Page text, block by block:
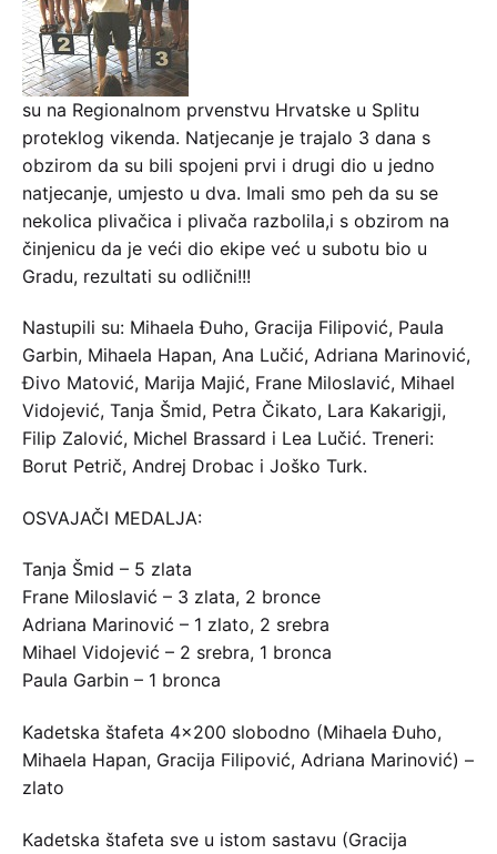
su na Regionalnom prvenstvu Hrvatske u Splitu
proteklog vikenda. Natjecanje je trajalo 3 dana s
obzirom da su bili spojeni prvi i drugi dio u jedno
natjecanje, umjesto u dva. Imali smo peh da su se
nekolica plivačica i plivača razbolila,i s obzirom na
činjenicu da je veći dio ekipe već u subotu bio u
Gradu, rezultati su odlični!!!
Nastupili su: Mihaela Đuho, Gracija Filipović, Paula
Garbin, Mihaela Hapan, Ana Lučić, Adriana Marinović,
Đivo Matović, Marija Majić, Frane Miloslavić, Mihael
Vidojević, Tanja Šmid, Petra Čikato, Lara Kakarigji,
Filip Zalović, Michel Brassard i Lea Lučić. Treneri:
Borut Petrič, Andrej Drobac i Joško Turk.
OSVAJAČI MEDALJA:
Tanja Šmid – 5 zlata
Frane Miloslavić – 3 zlata, 2 bronce
Adriana Marinović – 1 zlato, 2 srebra
Mihael Vidojević – 2 srebra, 1 bronca
Paula Garbin – 1 bronca
Kadetska štafeta 4×200 slobodno (Mihaela Đuho,
Mihaela Hapan, Gracija Filipović, Adriana Marinović) –
zlato
Kadetska štafeta sve u istom sastavu (Gracija